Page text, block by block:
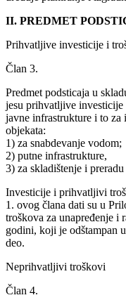
II. PREDMET
Prihvatljive investicije i
Član 3.
Predmet podsticaja u
jesu prihvatljive
javne infrastrukture i to za
objekata:
1) za snabdevanje vodom;
2) putne infrastrukture,
3) za skladištenje i
Investicije i prihvatljivi
1. ovog člana dati su u
troškova za unapređenje i
godini, koji je odštampan
deo.
Neprihvatljivi troškovi
Član 4.